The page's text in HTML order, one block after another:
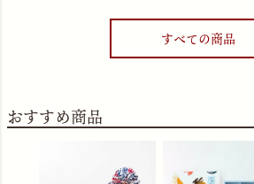
すべての商品
おすすめ商品